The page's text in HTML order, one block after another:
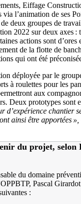
Eiffage
via l’animation de ses
deux groupes de
2022 sur deux axes :
actions sont d’ores
de la flotte de
qui ont été
déployée par le
à roulettes pour les
aux
Deux prototypes sont
d’expérience chantier
ainsi être apportées »,
du projet, selon
du domaine
Pascal
: